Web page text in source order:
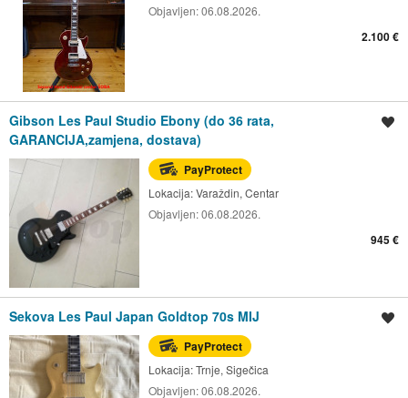
Objavljen:06.08.2026.
2.100 €
Gibson Les Paul Studio Ebony (do 36 rata,
GARANCIJA,zamjena, dostava)
PayProtect
Lokacija:Varaždin, Centar
Objavljen:06.08.2026.
945 €
Sekova Les Paul Japan Goldtop 70s MIJ
PayProtect
Lokacija:Trnje, Sigečica
Objavljen:06.08.2026.